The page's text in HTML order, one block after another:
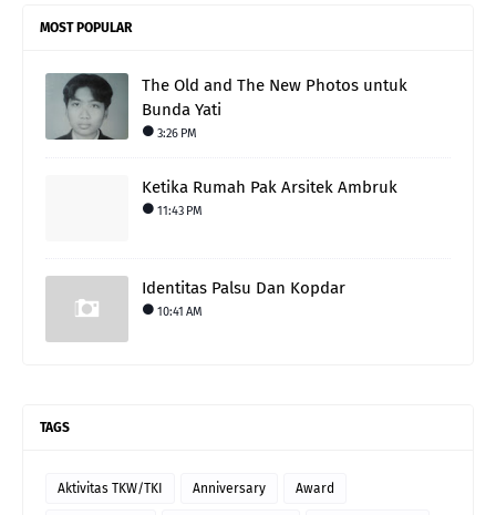
MOST POPULAR
The Old and The New Photos untuk
Bunda Yati
3:26 PM
Ketika Rumah Pak Arsitek Ambruk
11:43 PM
Identitas Palsu Dan Kopdar
10:41 AM
TAGS
Aktivitas TKW/TKI Anniversary Award